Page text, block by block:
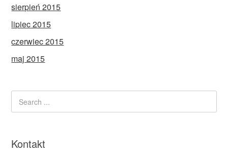
sierpień 2015
lipiec 2015
czerwiec 2015
maj 2015
Kontakt